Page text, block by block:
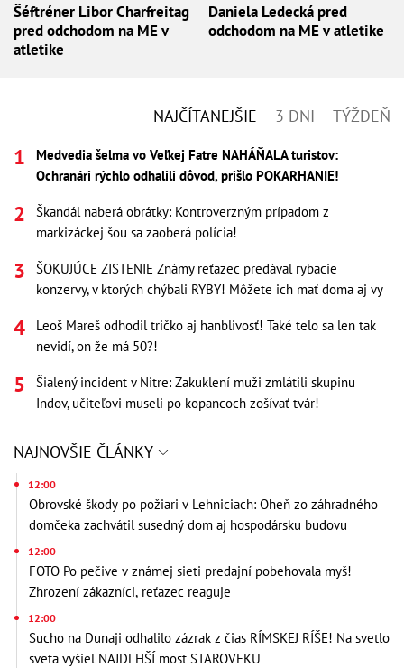
Šéftréner Libor Charfreitag
pred odchodom na ME v
atletike
Daniela Ledecká pred
odchodom na ME v atletike
NAJČÍTANEJŠIE 3 DNI TÝŽDEŇ
Medvedia šelma vo Veľkej Fatre NAHÁŇALA turistov:
Ochranári rýchlo odhalili dôvod, prišlo POKARHANIE!
Škandál naberá obrátky: Kontroverzným prípadom z
markizáckej šou sa zaoberá polícia!
ŠOKUJÚCE ZISTENIE Známy reťazec predával rybacie
konzervy, v ktorých chýbali RYBY! Môžete ich mať doma aj vy
Leoš Mareš odhodil tričko aj hanblivosť! Také telo sa len tak
nevidí, on že má 50?!
Šialený incident v Nitre: Zakuklení muži zmlátili skupinu
Indov, učiteľovi museli po kopancoch zošívať tvár!
NAJNOVŠIE ČLÁNKY
12:00
Obrovské škody po požiari v Lehniciach: Oheň zo záhradného
domčeka zachvátil susedný dom aj hospodársku budovu
12:00
FOTO Po pečive v známej sieti predajní pobehovala myš!
Zhrození zákazníci, reťazec reaguje
12:00
Sucho na Dunaji odhalilo zázrak z čias RÍMSKEJ RÍŠE! Na svetlo
sveta vyšiel NAJDLHŠÍ most STAROVEKU